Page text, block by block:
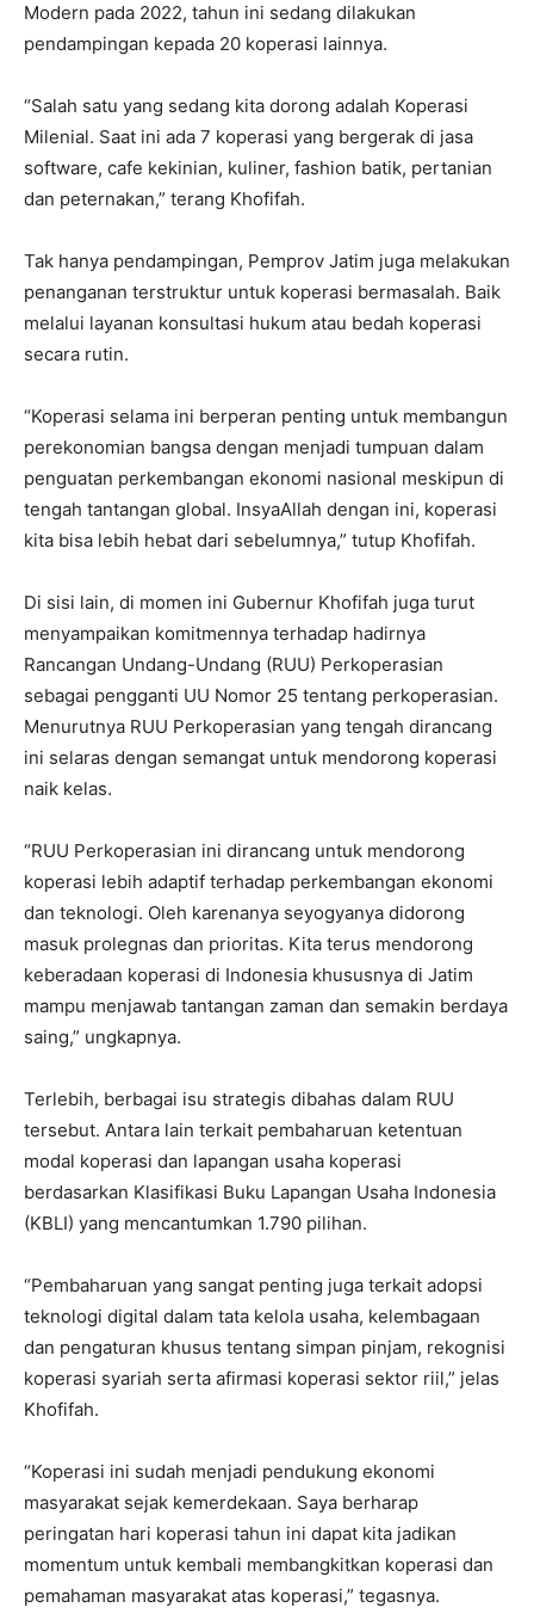
Modern pada 2022, tahun ini sedang dilakukan
pendampingan kepada 20 koperasi lainnya.
“Salah satu yang sedang kita dorong adalah Koperasi
Milenial. Saat ini ada 7 koperasi yang bergerak di jasa
software, cafe kekinian, kuliner, fashion batik, pertanian
dan peternakan,” terang Khofifah.
Tak hanya pendampingan, Pemprov Jatim juga melakukan
penanganan terstruktur untuk koperasi bermasalah. Baik
melalui layanan konsultasi hukum atau bedah koperasi
secara rutin.
“Koperasi selama ini berperan penting untuk membangun
perekonomian bangsa dengan menjadi tumpuan dalam
penguatan perkembangan ekonomi nasional meskipun di
tengah tantangan global. InsyaAllah dengan ini, koperasi
kita bisa lebih hebat dari sebelumnya,” tutup Khofifah.
Di sisi lain, di momen ini Gubernur Khofifah juga turut
menyampaikan komitmennya terhadap hadirnya
Rancangan Undang-Undang (RUU) Perkoperasian
sebagai pengganti UU Nomor 25 tentang perkoperasian.
Menurutnya RUU Perkoperasian yang tengah dirancang
ini selaras dengan semangat untuk mendorong koperasi
naik kelas.
“RUU Perkoperasian ini dirancang untuk mendorong
koperasi lebih adaptif terhadap perkembangan ekonomi
dan teknologi. Oleh karenanya seyogyanya didorong
masuk prolegnas dan prioritas. Kita terus mendorong
keberadaan koperasi di Indonesia khususnya di Jatim
mampu menjawab tantangan zaman dan semakin berdaya
saing,” ungkapnya.
Terlebih, berbagai isu strategis dibahas dalam RUU
tersebut. Antara lain terkait pembaharuan ketentuan
modal koperasi dan lapangan usaha koperasi
berdasarkan Klasifikasi Buku Lapangan Usaha Indonesia
(KBLI) yang mencantumkan 1.790 pilihan.
“Pembaharuan yang sangat penting juga terkait adopsi
teknologi digital dalam tata kelola usaha, kelembagaan
dan pengaturan khusus tentang simpan pinjam, rekognisi
koperasi syariah serta afirmasi koperasi sektor riil,” jelas
Khofifah.
“Koperasi ini sudah menjadi pendukung ekonomi
masyarakat sejak kemerdekaan. Saya berharap
peringatan hari koperasi tahun ini dapat kita jadikan
momentum untuk kembali membangkitkan koperasi dan
pemahaman masyarakat atas koperasi,” tegasnya.